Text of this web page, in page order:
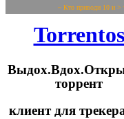
~ Кто приводи 10 и >
Torrentos